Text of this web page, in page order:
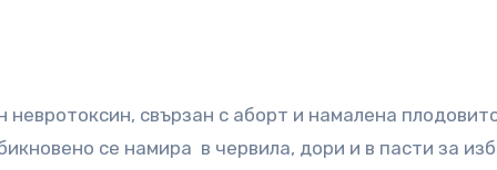
свързан с аборт и намалена
се намира в червила, дори и в пасти за